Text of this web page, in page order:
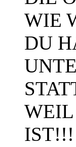
WIE
DU
IST!!!